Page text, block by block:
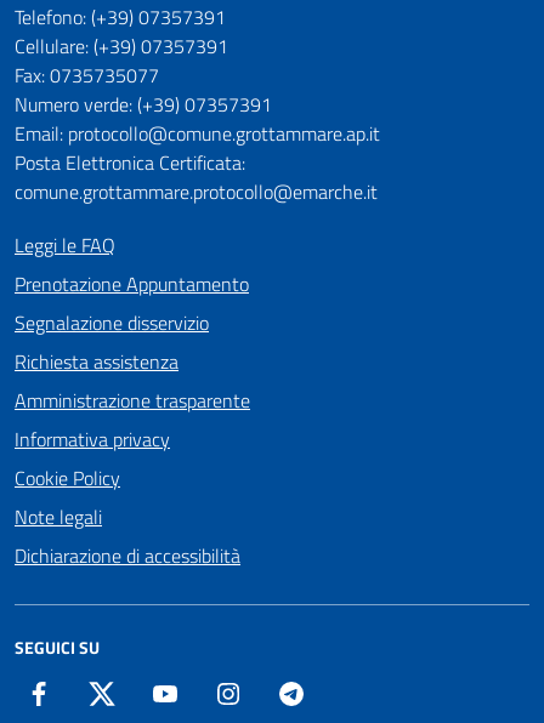
Telefono: (+39) 07357391
Cellulare: (+39) 07357391
Fax: 0735735077
Numero verde: (+39) 07357391
Email: protocollo@comune.grottammare.ap.it
Posta Elettronica Certificata:
comune.grottammare.protocollo@emarche.it
Leggi le FAQ
Prenotazione Appuntamento
Segnalazione disservizio
Richiesta assistenza
Amministrazione trasparente
Informativa privacy
Cookie Policy
Note legali
Dichiarazione di accessibilità
SEGUICI SU
Facebook Twitter YouTube Instagram